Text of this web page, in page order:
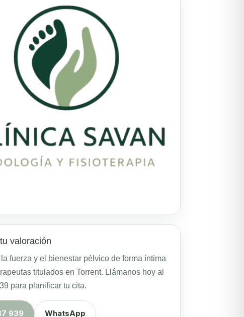
valoración
fuerza y el bienestar pélvico de forma íntima
titulados en Torrent. Llámanos hoy al
para planificar tu cita.
939 WhatsApp